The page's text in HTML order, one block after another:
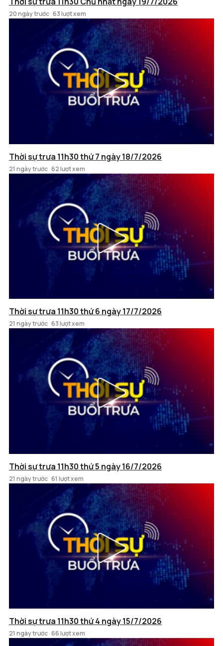
20 ngày trước 63 lượt xem
Thời sự trưa 11h30 thứ 7 ngày 18/7/2026
21 ngày trước 62 lượt xem
Thời sự trưa 11h30 thứ 6 ngày 17/7/2026
21 ngày trước 63 lượt xem
Thời sự trưa 11h30 thứ 5 ngày 16/7/2026
21 ngày trước 61 lượt xem
Thời sự trưa 11h30 thứ 4 ngày 15/7/2026
21 ngày trước 66 lượt xem